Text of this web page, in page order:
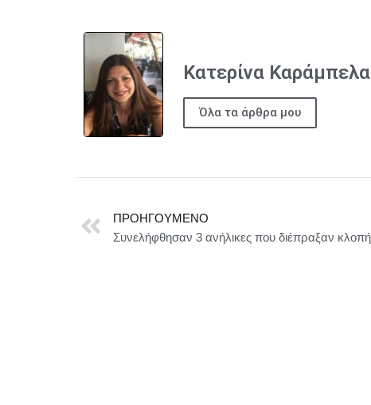
Κατερίνα Καράμπελα
Όλα τα άρθρα μου
ΠΡΟΗΓΟΎΜΕΝΟ